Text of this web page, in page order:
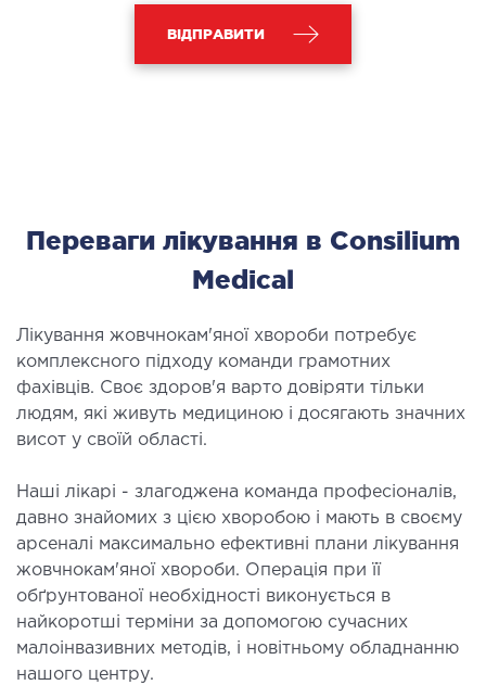
ВІДПРАВИТИ
Переваги лікування в Consilium
Medical
Лікування жовчнокам'яної хвороби потребує
комплексного підходу команди грамотних
фахівців. Своє здоров'я варто довіряти тільки
людям, які живуть медициною і досягають значних
висот у своїй області.
Наші лікарі - злагоджена команда професіоналів,
давно знайомих з цією хворобою і мають в своєму
арсеналі максимально ефективні плани лікування
жовчнокам'яної хвороби. Операція при її
обґрунтованої необхідності виконується в
найкоротші терміни за допомогою сучасних
малоінвазивних методів, і новітньому обладнанню
нашого центру.